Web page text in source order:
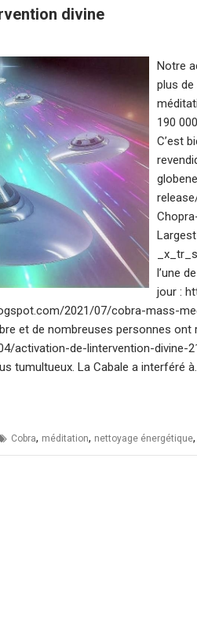
divine
Notre
plus
190
C’est
l’une
jour :
2021/07/cobra-mass-
et de nombreuses personnes ont
activation-de-lintervention-divine-
tumultueux. La Cabale a interféré à…
Cobra, méditation, nettoyage énergétique,